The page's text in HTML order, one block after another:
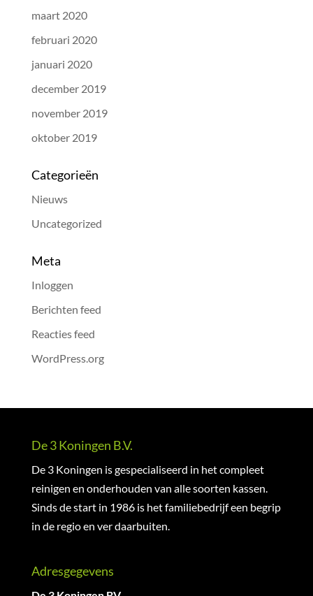
maart 2020
februari 2020
januari 2020
december 2019
november 2019
oktober 2019
Categorieën
Nieuws
Uncategorized
Meta
Inloggen
Berichten feed
Reacties feed
WordPress.org
De 3 Koningen B.V.
De 3 Koningen is gespecialiseerd in het compleet
reinigen en onderhouden van alle soorten kassen.
Sinds de start in 1986 is het familiebedrijf een begrip
in de regio en ver daarbuiten.
Adresgegevens